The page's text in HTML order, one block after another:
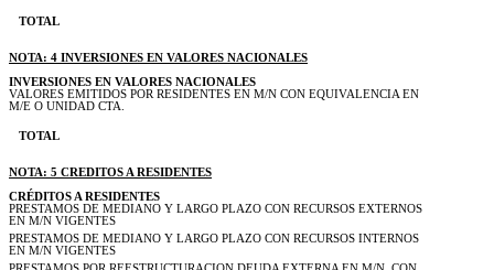
TOTAL
NOTA: 4 INVERSIONES EN VALORES NACIONALES
INVERSIONES EN VALORES NACIONALES
VALORES EMITIDOS POR RESIDENTES EN M/N CON EQUIVALENCIA EN
M/E O UNIDAD CTA.
TOTAL
NOTA: 5 CREDITOS A RESIDENTES
CRÉDITOS A RESIDENTES
PRESTAMOS DE MEDIANO Y LARGO PLAZO CON RECURSOS EXTERNOS
EN M/N VIGENTES
PRESTAMOS DE MEDIANO Y LARGO PLAZO CON RECURSOS INTERNOS
EN M/N VIGENTES